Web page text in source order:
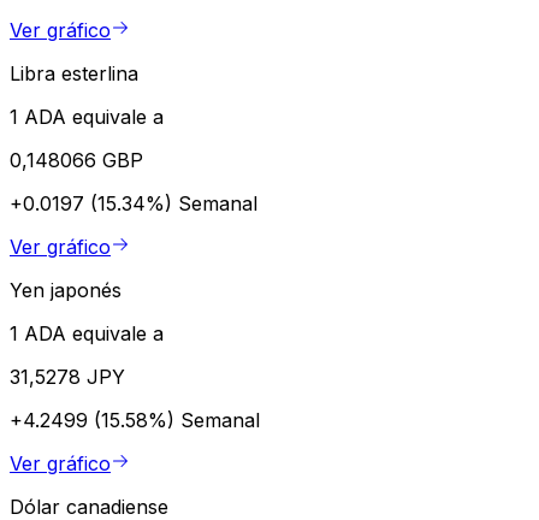
Ver gráfico
Libra esterlina
1 ADA equivale a
0,148066 GBP
+0.0197 (15.34%) Semanal
Ver gráfico
Yen japonés
1 ADA equivale a
31,5278 JPY
+4.2499 (15.58%) Semanal
Ver gráfico
Dólar canadiense